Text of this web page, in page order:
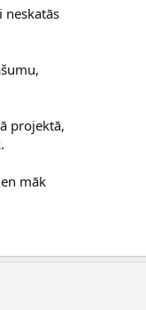
neskatās
projektā,
māk